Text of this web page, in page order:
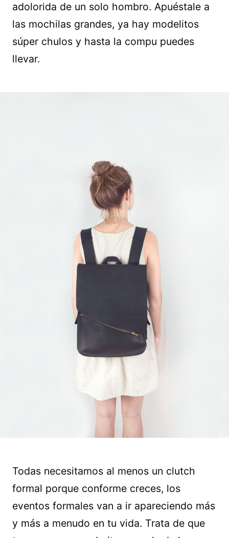
adolorida de un solo hombro. Apuéstale a
las mochilas grandes, ya hay modelitos
súper chulos y hasta la compu puedes
llevar.
Todas necesitamos al menos un clutch
formal porque conforme creces, los
eventos formales van a ir apareciendo más
y más a menudo en tu vida. Trata de que